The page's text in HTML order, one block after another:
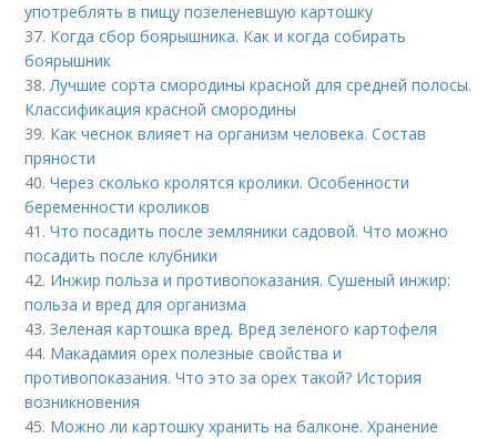
употреблять в пищу позеленевшую картошку
37. Когда сбор боярышника. Как и когда собирать
боярышник
38.Лучшие сорта смородины красной для средней полосы.
Классификация красной смородины
39. Как чеснок влияет на организм человека. Состав
пряности
40.Через сколько кролятся кролики. Особенности
беременности кроликов
41.Что посадить после земляники садовой. Что можно
посадить после клубники
42. Инжир польза и противопоказания. Сушеный инжир:
польза и вред для организма
43.Зеленая картошка вред. Вред зелёного картофеля
44. Макадамия орех полезные свойства и
противопоказания. Что это за орех такой? История
возникновения
45. Можно ли картошку хранить на балконе. Хранение